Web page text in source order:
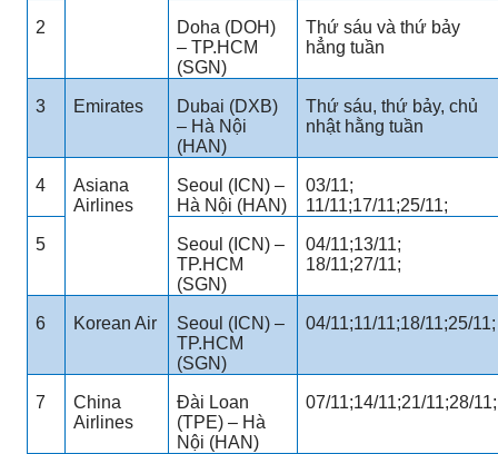
2
Doha (DOH)
– TP.HCM
(SGN)
Thứ sáu và thứ bảy
hẳng tuần
3 Emirates
Dubai (DXB)
– Hà Nội
(HAN)
Thứ sáu, thứ bảy, chủ
nhật hằng tuần
4
Asiana
Airlines
Seoul (ICN) –
Hà Nội (HAN)
03/11;
11/11;17/11;25/11;
5
Seoul (ICN) –
TP.HCM
(SGN)
04/11;13/11;
18/11;27/11;
6 Korean Air
Seoul (ICN) –
TP.HCM
(SGN)
04/11;11/11;18/11;25/11;
7
China
Airlines
Đài Loan
(TPE) – Hà
Nội (HAN)
07/11;14/11;21/11;28/11;